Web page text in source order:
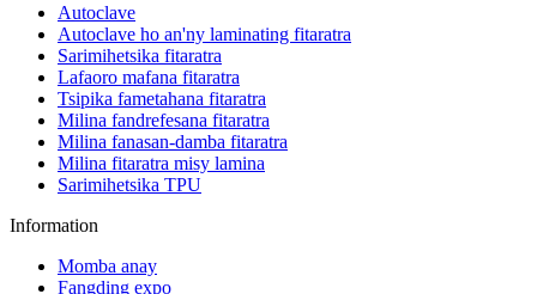
Autoclave
Autoclave ho an'ny laminating fitaratra
Sarimihetsika fitaratra
Lafaoro mafana fitaratra
Tsipika fametahana fitaratra
Milina fandrefesana fitaratra
Milina fanasan-damba fitaratra
Milina fitaratra misy lamina
Sarimihetsika TPU
Information
Momba anay
Fangding expo